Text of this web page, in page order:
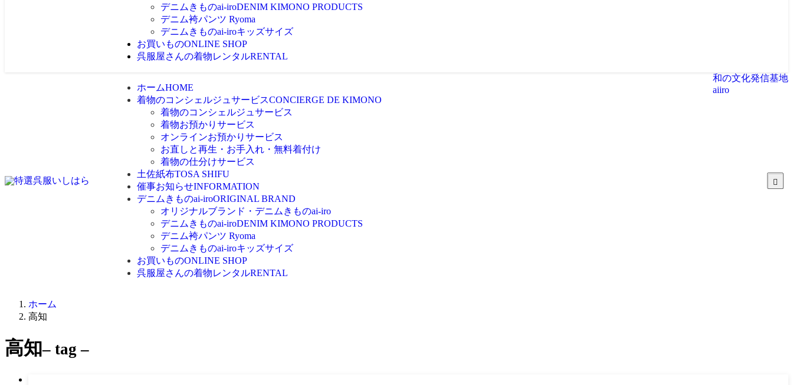
デニムきものai-iroDENIM KIMONO PRODUCTS
デニム袴パンツ Ryoma
デニムきものai-iroキッズサイズ
お買いものONLINE SHOP
呉服屋さんの着物レンタルRENTAL
ホームHOME
着物のコンシェルジュサービスCONCIERGE DE KIMONO
着物のコンシェルジュサービス
着物お預かりサービス
オンラインお預かりサービス
お直しと再生・お手入れ・無料着付け
着物の仕分けサービス
土佐紙布TOSA SHIFU
催事お知らせINFORMATION
デニムきものai-iroORIGINAL BRAND
オリジナルブランド・デニムきものai-iro
デニムきものai-iroDENIM KIMONO PRODUCTS
デニム袴パンツ Ryoma
デニムきものai-iroキッズサイズ
お買いものONLINE SHOP
呉服屋さんの着物レンタルRENTAL
和の文化発信基地
aiiro
ホーム
高知
高知– tag –